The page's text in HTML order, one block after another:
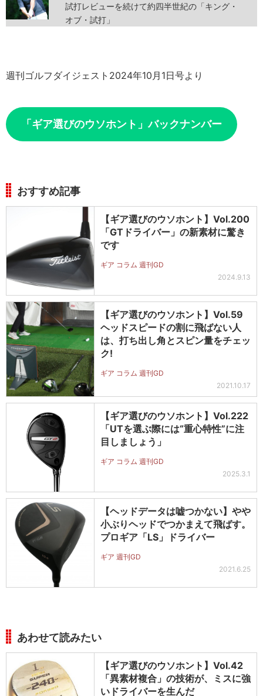
試打レビューを続けて約四半世紀の「キング・
オブ・試打」
週刊ゴルフダイジェスト2024年10月1日号より
「ギア選びのウソホント」バックナンバー
おすすめ記事
【ギア選びのウソホント】Vol.200
「GTドライバー」の新素材に驚き
です
ギア コラム 週刊GD
2024.9.13
【ギア選びのウソホント】Vol.59
ヘッドスピードの割に飛ばない人
は、打ち出し角とスピン量をチェッ
ク!
ギア コラム 週刊GD
2021.10.17
【ギア選びのウソホント】Vol.222
「UTを選ぶ際には“重心特性”に注
目しましょう」
ギア コラム 週刊GD
2025.3.1
【ヘッドデータは嘘つかない】やや
小ぶりヘッドでつかまえて飛ばす。
プロギア「LS」ドライバー
ギア 週刊GD
2021.6.25
あわせて読みたい
【ギア選びのウソホント】Vol.42
「異素材複合」の技術が、ミスに強
いドライバーを生んだ